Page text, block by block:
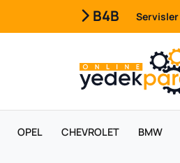
B4B Servisler
OPEL CHEVROLET BMW